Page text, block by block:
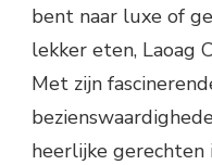
bent naar luxe of
lekker eten, Laoag
Met zijn
heerlijke gerechten